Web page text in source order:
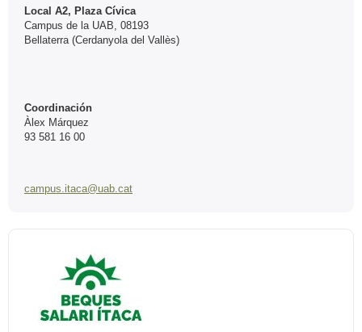
Local A2, Plaza Cívica
Campus de la UAB, 08193
Bellaterra (Cerdanyola del Vallès)
Coordinación
Àlex Márquez
93 581 16 00
campus.itaca@uab.cat